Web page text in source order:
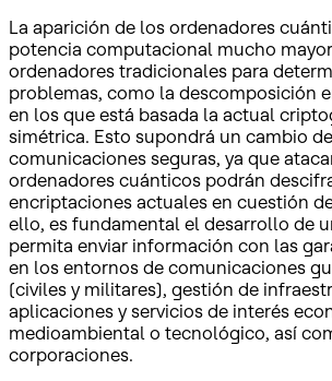
La aparición de los ordenadores
potencia computacional mucho
ordenadores tradicionales para
problemas, como la descomposición
en los que está basada la actual
simétrica. Esto supondrá un cambio
comunicaciones seguras, ya que
ordenadores cuánticos podrán
encriptaciones actuales en cuestión
ello, es fundamental el desarrollo de
permita enviar información con las
en los entornos de comunicaciones
(civiles y militares), gestión de
aplicaciones y servicios de interés
medioambiental o tecnológico, así
corporaciones.